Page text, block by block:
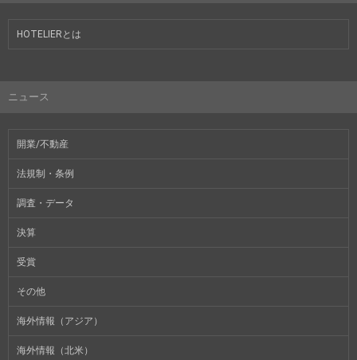
HOTELIERとは
ニュース
開業/不動産
法規制・条例
調査・データ
決算
受賞
その他
海外情報（アジア）
海外情報（北米）